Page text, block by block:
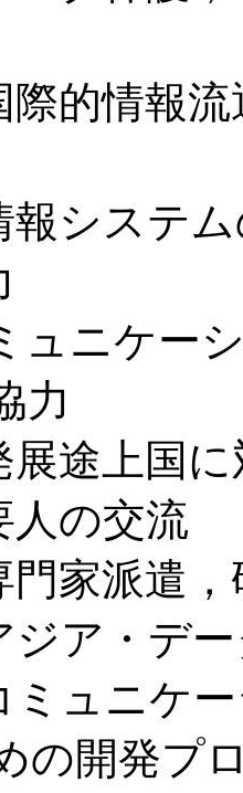
報流通
テムの
ケーシ
力
国に対
交流
遣，研
データ
ケーシ
の開発プ